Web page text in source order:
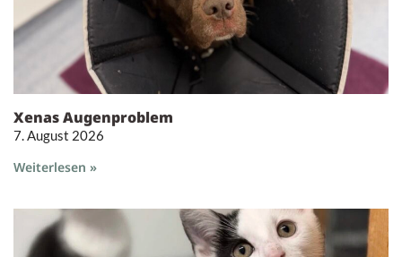
Xenas Augenproblem
7. August 2026
Weiterlesen »